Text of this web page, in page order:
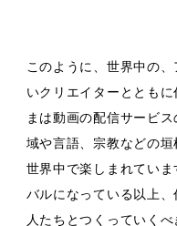
このように、世界中の
いクリエイターととも
まは動画の配信サービ
域や言語、宗教などの
世界中で楽しまれてい
バルになっている以上
人たちとつくっていく